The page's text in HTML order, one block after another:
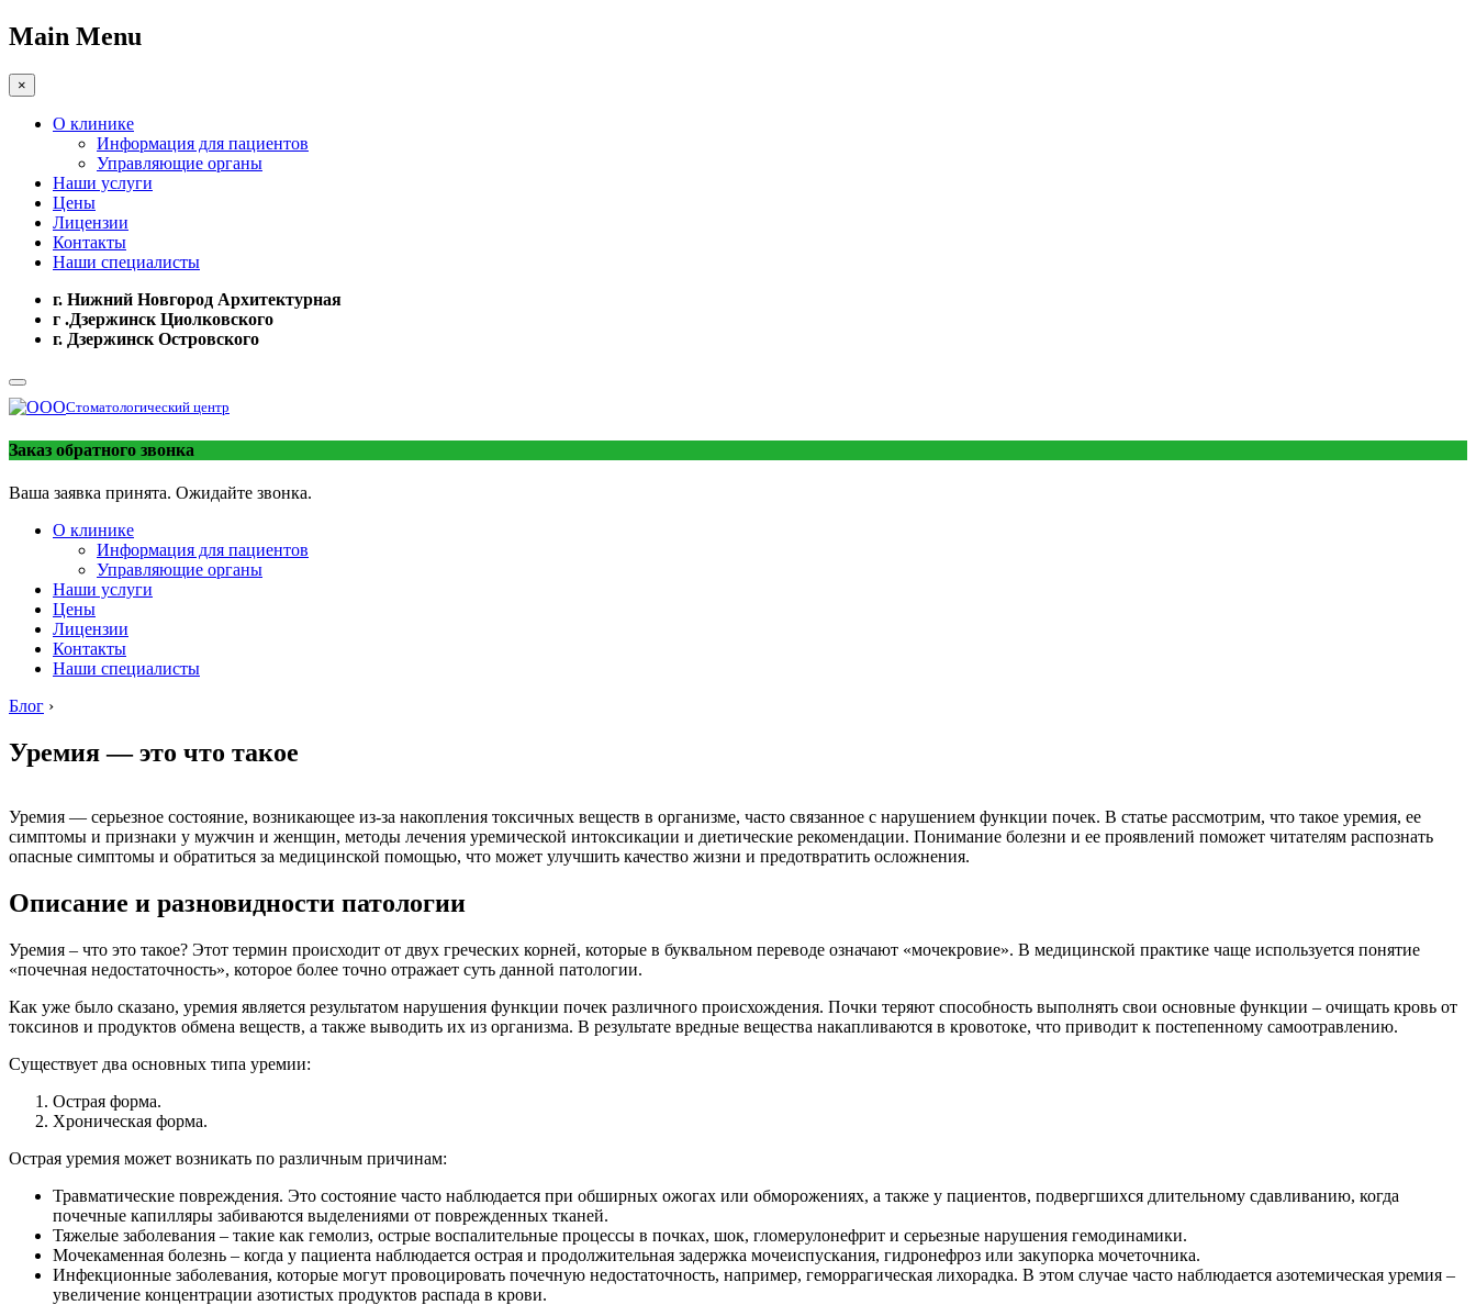
Main Menu
×
О клинике
Информация для пациентов
Управляющие органы
Наши услуги
Цены
Лицензии
Контакты
Наши специалисты
г. Нижний Новгород Архитектурная
г .Дзержинск Циолковского
г. Дзержинск Островского
Стоматологический центр
Заказ обратного звонка
Ваша заявка принята. Ожидайте звонка.
О клинике
Информация для пациентов
Управляющие органы
Наши услуги
Цены
Лицензии
Контакты
Наши специалисты
Блог ›
Уремия — это что такое
Уремия — серьезное состояние, возникающее из-за накопления токсичных веществ в организме, часто связанное с нарушением функции почек. В статье рассмотрим, что такое уремия, ее
симптомы и признаки у мужчин и женщин, методы лечения уремической интоксикации и диетические рекомендации. Понимание болезни и ее проявлений поможет читателям распознать
опасные симптомы и обратиться за медицинской помощью, что может улучшить качество жизни и предотвратить осложнения.
Описание и разновидности патологии
Уремия – что это такое? Этот термин происходит от двух греческих корней, которые в буквальном переводе означают «мочекровие». В медицинской практике чаще используется понятие
«почечная недостаточность», которое более точно отражает суть данной патологии.
Как уже было сказано, уремия является результатом нарушения функции почек различного происхождения. Почки теряют способность выполнять свои основные функции – очищать кровь от
токсинов и продуктов обмена веществ, а также выводить их из организма. В результате вредные вещества накапливаются в кровотоке, что приводит к постепенному самоотравлению.
Существует два основных типа уремии:
Острая форма.
Хроническая форма.
Острая уремия может возникать по различным причинам:
Травматические повреждения. Это состояние часто наблюдается при обширных ожогах или обморожениях, а также у пациентов, подвергшихся длительному сдавливанию, когда
почечные капилляры забиваются выделениями от поврежденных тканей.
Тяжелые заболевания – такие как гемолиз, острые воспалительные процессы в почках, шок, гломерулонефрит и серьезные нарушения гемодинамики.
Мочекаменная болезнь – когда у пациента наблюдается острая и продолжительная задержка мочеиспускания, гидронефроз или закупорка мочеточника.
Инфекционные заболевания, которые могут провоцировать почечную недостаточность, например, геморрагическая лихорадка. В этом случае часто наблюдается азотемическая уремия –
увеличение концентрации азотистых продуктов распада в крови.